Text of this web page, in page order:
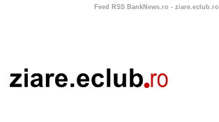
Feed RSS BankNews.ro - ziare.eclub.ro